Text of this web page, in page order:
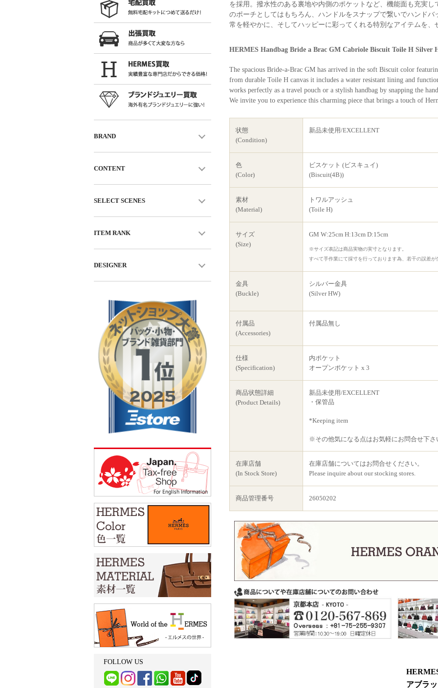
を採用。撥水性のある裏地や内側のポケットなど、機能面も充実
のポーチとしてはもちろん、ハンドルをスナップで繋いでハンド
常を軽やかに、そしてハッピーに彩ってくれる特別なアイテムを、
HERMES Handbag Bride a Brac GM Cabriole Biscuit Toile H
The spacious Bride-a-Brac GM has arrived in the soft Biscuit color
from durable Toile H canvas it includes a water resistant lining and
works perfectly as a travel pouch or a stylish handbag by snapping the
We invite you to experience this charming piece that brings a touch of
状態
(Condition)
新品未使用/EXCELLENT
色
(Color)
ビスケット (ビスキュイ)
(Biscuit(4B))
素材
(Material)
トワルアッシュ
(Toile H)
サイズ
(Size)
GM W:25cm H:13cm D:15cm
※サイズ表記は商品実物の実寸となります。
すべて手作業にて採寸を行っております為、若干の誤差
金具
(Buckle)
シルバー金具
(Silver HW)
付属品
(Accessories)
付属品無し
仕様
(Specification)
内ポケット
オープンポケット x 3
商品状態詳細
(Product Details)
新品未使用/EXCELLENT
・保管品
*Keeping item
※その他気になる点はお気軽にお問合せ下さ
在庫店舗
(In Stock Store)
在庫店舗についてはお問合せください。
Please inquire about our stocking stores.
商品管理番号 26050202
アブラ
BRAND
CONTENT
SELECT SCENES
ITEM RANK
DESIGNER
FOLLOW US